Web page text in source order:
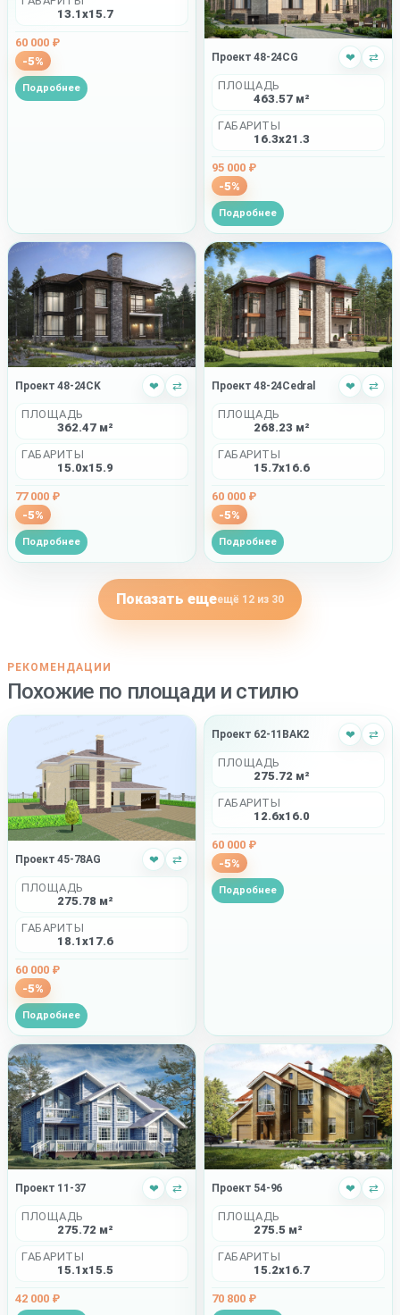
13.1x15.7
60 000 ₽
-5%
Подробнее
Проект 48-24CG ❤ ⇄
ПЛОЩАДЬ
463.57 м²
ГАБАРИТЫ
16.3x21.3
95 000 ₽
-5%
Подробнее
Проект 48-24CK ❤ ⇄
ПЛОЩАДЬ
362.47 м²
ГАБАРИТЫ
15.0x15.9
77 000 ₽
-5%
Подробнее
Проект 48-24Cedral ❤ ⇄
ПЛОЩАДЬ
268.23 м²
ГАБАРИТЫ
15.7x16.6
60 000 ₽
-5%
Подробнее
Показать ещеещё 12 из 30
РЕКОМЕНДАЦИИ
Похожие по площади и стилю
Проект 45-78AG ❤ ⇄
ПЛОЩАДЬ
275.78 м²
ГАБАРИТЫ
18.1x17.6
60 000 ₽
-5%
Подробнее
Проект 62-11BAK2 ❤ ⇄
ПЛОЩАДЬ
275.72 м²
ГАБАРИТЫ
12.6x16.0
60 000 ₽
-5%
Подробнее
Проект 11-37 ❤ ⇄
ПЛОЩАДЬ
275.72 м²
ГАБАРИТЫ
15.1x15.5
42 000 ₽
Проект 54-96 ❤ ⇄
ПЛОЩАДЬ
275.5 м²
ГАБАРИТЫ
15.2x16.7
70 800 ₽